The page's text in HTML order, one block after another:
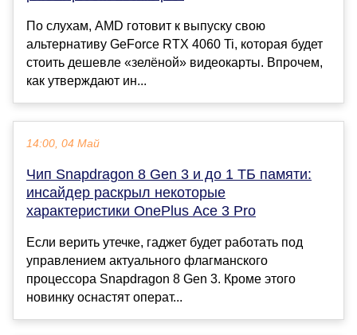
По слухам, AMD готовит к выпуску свою
альтернативу GeForce RTX 4060 Ti, которая будет
стоить дешевле «зелёной» видеокарты. Впрочем,
как утверждают ин...
14:00, 04 Май
Чип Snapdragon 8 Gen 3 и до 1 ТБ памяти:
инсайдер раскрыл некоторые
характеристики OnePlus Ace 3 Pro
Если верить утечке, гаджет будет работать под
управлением актуального флагманского
процессора Snapdragon 8 Gen 3. Кроме этого
новинку оснастят операт...